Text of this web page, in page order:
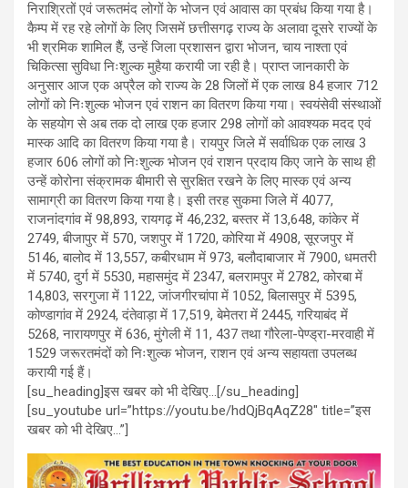
निराश्रितों एवं जरूतमंद लोगों के भोजन एवं आवास का प्रबंध किया गया है।
कैम्प में रह रहे लोगों के लिए जिसमें छत्तीसगढ़ राज्य के अलावा दूसरे राज्यों के
भी श्रमिक शामिल हैैं, उन्हें जिला प्रशासन द्वारा भोजन, चाय नाश्ता एवं
चिकित्सा सुविधा निःशुल्क मुहैया करायी जा रही है। प्राप्त जानकारी के
अनुसार आज एक अप्रैल को राज्य के 28 जिलों में एक लाख 84 हजार 712
लोगों को निःशुल्क भोजन एवं राशन का वितरण किया गया। स्वयंसेवी संस्थाओं
के सहयोग से अब तक दो लाख एक हजार 298 लोगों को आवश्यक मदद एवं
मास्क आदि का वितरण किया गया है। रायपुर जिले में सर्वाधिक एक लाख 3
हजार 606 लोगों को निःशुल्क भोजन एवं राशन प्रदाय किए जाने के साथ ही
उन्हें कोरोना संक्रामक बीमारी से सुरक्षित रखने के लिए मास्क एवं अन्य
सामाग्री का वितरण किया गया है। इसी तरह सुकमा जिले में 4077,
राजनांदगांव में 98,893, रायगढ़ में 46,232, बस्तर में 13,648, कांकेर में
2749, बीजापुर में 570, जशपुर में 1720, कोरिया में 4908, सूरजपुर में
5146, बालोद में 13,557, कबीरधाम में 973, बलौदाबाजार में 7900, धमतरी
में 5740, दुर्ग में 5530, महासमुंद में 2347, बलरामपुर में 2782, कोरबा में
14,803, सरगुजा में 1122, जांजगीरचांपा में 1052, बिलासपुर में 5395,
कोण्डागांव में 2924, दंतेवाड़ा में 17,519, बेमेतरा में 2445, गरियाबंद में
5268, नारायणपुर में 636, मुंगेली में 11, 437 तथा गौरेला-पेण्ड्रा-मरवाही में
1529 जरूरतमंदों को निःशुल्क भोजन, राशन एवं अन्य सहायता उपलब्ध
करायी गई हैं।
[su_heading]इस खबर को भी देखिए…[/su_heading]
[su_youtube url=”https://youtu.be/hdQjBqAqZ28″ title=”इस
खबर को भी देखिए…”]